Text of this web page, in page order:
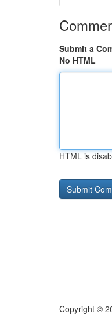
Submit a
No HTML
HTML is
Copyright ©